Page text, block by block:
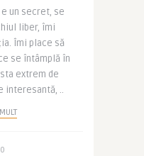
e un secret, se
liber, îmi
Îmi place să
se întâmplă în
extrem de
interesantă, ..